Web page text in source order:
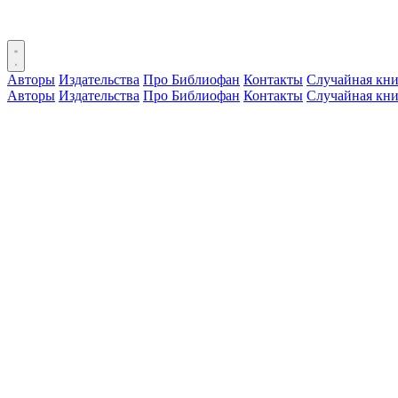
Авторы Издательства Про Библиофан Контакты Случайная
Авторы Издательства Про Библиофан Контакты Случайная